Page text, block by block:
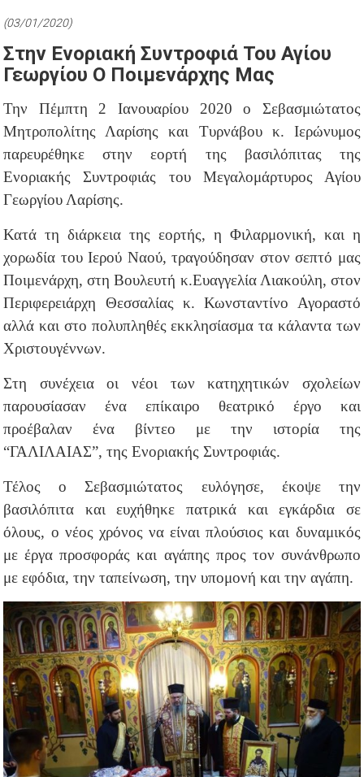
(03/01/2020)
Στην Ενοριακή Συντροφιά Του Αγίου
Γεωργίου Ο Ποιμενάρχης Μας
Την Πέμπτη 2 Ιανουαρίου 2020 ο Σεβασμιώτατος
Μητροπολίτης Λαρίσης και Τυρνάβου κ. Ιερώνυμος
παρευρέθηκε στην εορτή της βασιλόπιτας της
Ενοριακής Συντροφιάς του Μεγαλομάρτυρος Αγίου
Γεωργίου Λαρίσης.
Κατά τη διάρκεια της εορτής, η Φιλαρμονική, και η
χορωδία του Ιερού Ναού, τραγούδησαν στον σεπτό μας
Ποιμενάρχη, στη Βουλευτή κ.Ευαγγελία Λιακούλη, στον
Περιφερειάρχη Θεσσαλίας κ. Κωνσταντίνο Αγοραστό
αλλά και στο πολυπληθές εκκλησίασμα τα κάλαντα των
Χριστουγέννων.
Στη συνέχεια οι νέοι των κατηχητικών σχολείων
παρουσίασαν ένα επίκαιρο θεατρικό έργο και
προέβαλαν ένα βίντεο με την ιστορία της
“ΓΑΛΙΛΑΙΑΣ”, της Ενοριακής Συντροφιάς.
Τέλος ο Σεβασμιώτατος ευλόγησε, έκοψε την
βασιλόπιτα και ευχήθηκε πατρικά και εγκάρδια σε
όλους, ο νέος χρόνος να είναι πλούσιος και δυναμικός
με έργα προσφοράς και αγάπης προς τον συνάνθρωπο
με εφόδια, την ταπείνωση, την υπομονή και την αγάπη.